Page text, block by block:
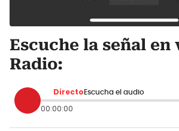
Escuche la señal en
Radio:
Directo Escucha el audio
00:00:00